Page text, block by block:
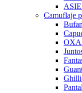
Camuflaje